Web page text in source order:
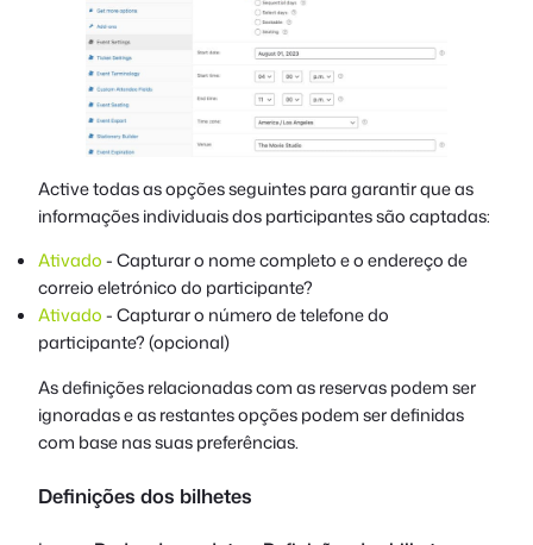
Active todas as opções seguintes para garantir que as
informações individuais dos participantes são captadas:
Ativado- Capturar o nome completo e o endereço de
correio eletrónico do participante?
Ativado- Capturar o número de telefone do
participante? (opcional)
As definições relacionadas com as reservas podem ser
ignoradas e as restantes opções podem ser definidas
com base nas suas preferências.
Definições dos bilhetes